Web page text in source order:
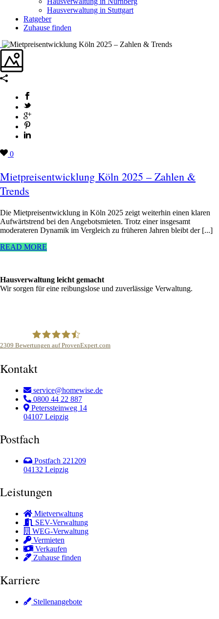
Hausverwaltung in Stuttgart
Ratgeber
Zuhause finden
0
Mietpreisentwicklung Köln 2025 – Zahlen &
Trends
Die Mietpreisentwicklung in Köln 2025 zeigt weiterhin einen klaren
Aufwärtstrend bei den Angebotsmieten. Trotz einer insgesamt
moderateren Dynamik im Vergleich zu früheren Jahren bleibt der [...]
READ MORE
Hausverwaltung leicht gemacht
Wir sorgen für eine reibungslose und zuverlässige Verwaltung.
2309 Bewertungen auf ProvenExpert.com
Kontakt
service@homewise.de
0800 44 22 887
Peterssteinweg 14
04107 Leipzig
Postfach
Postfach 221209
04132 Leipzig
Leistungen
Mietverwaltung
SEV-Verwaltung
WEG-Verwaltung
Vermieten
Verkaufen
Zuhause finden
Karriere
Stellenangebote